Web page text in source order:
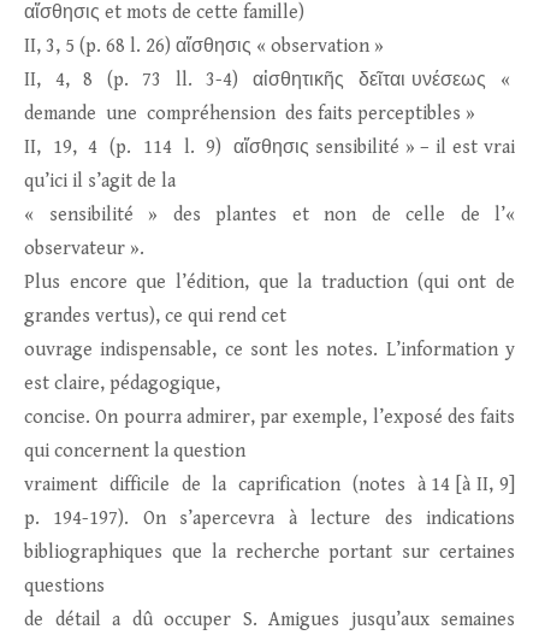
αἴσθησις et mots de cette famille)
II, 3, 5 (p. 68 l. 26) αἴσθησις « observation »
II, 4, 8 (p. 73 ll. 3-4) αἰσθητικῆς δεῖται υνέσεως «
demande une compréhension des faits perceptibles »
II, 19, 4 (p. 114 l. 9) αἴσθησις sensibilité » – il est vrai
qu’ici il s’agit de la
« sensibilité » des plantes et non de celle de l’«
observateur ».
Plus encore que l’édition, que la traduction (qui ont de
grandes vertus), ce qui rend cet
ouvrage indispensable, ce sont les notes. L’information y
est claire, pédagogique,
concise. On pourra admirer, par exemple, l’exposé des faits
qui concernent la question
vraiment difficile de la caprification (notes à 14 [à II, 9]
p. 194-197). On s’apercevra à lecture des indications
bibliographiques que la recherche portant sur certaines
questions
de détail a dû occuper S. Amigues jusqu’aux semaines